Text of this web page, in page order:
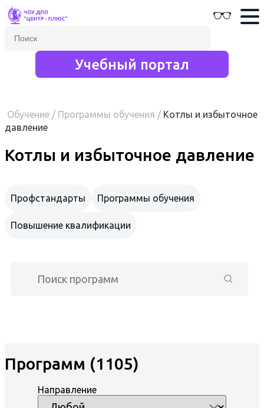
Учебный портал
Обучение / Программы обучения / Котлы и избыточное
давление
Котлы и избыточное давление
Профстандарты Программы обучения
Повышение квалификации
Программ (1105)
Направление